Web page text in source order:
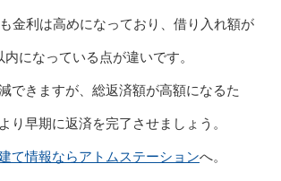
金利は高めになっており、借り入れ額が
になっている点が違いです。
できますが、総返済額が高額になるた
り早期に返済を完了させましょう。
て情報ならアトムステーションへ。